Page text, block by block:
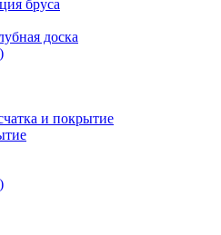
бруса
доска
и покрытие